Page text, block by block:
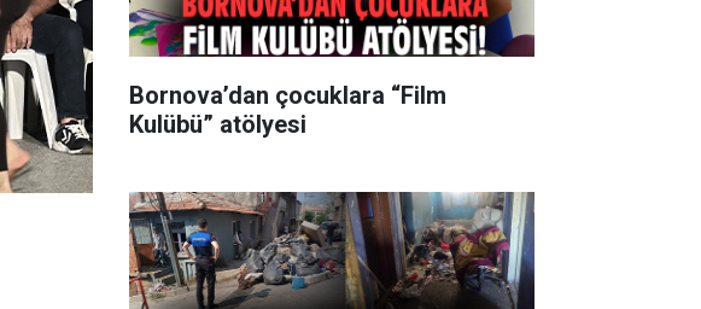
Bornova’dan çocuklara “Film
Kulübü” atölyesi